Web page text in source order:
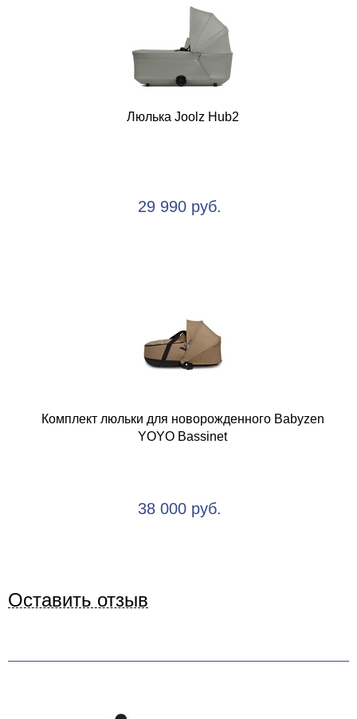
Люлька Joolz Hub2
29 990 руб.
Комплект люльки для новорожденного Babyzen
YOYO Bassinet
38 000 руб.
Оставить отзыв